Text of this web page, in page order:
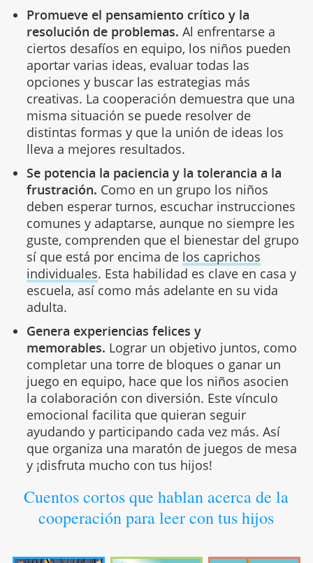
Promueve el pensamiento crítico y la
resolución de problemas. Al enfrentarse a
ciertos desafíos en equipo, los niños pueden
aportar varias ideas, evaluar todas las
opciones y buscar las estrategias más
creativas. La cooperación demuestra que una
misma situación se puede resolver de
distintas formas y que la unión de ideas los
lleva a mejores resultados.
Se potencia la paciencia y la tolerancia a la
frustración. Como en un grupo los niños
deben esperar turnos, escuchar instrucciones
comunes y adaptarse, aunque no siempre les
guste, comprenden que el bienestar del grupo
sí que está por encima de los caprichos
individuales. Esta habilidad es clave en casa y
escuela, así como más adelante en su vida
adulta.
Genera experiencias felices y
memorables. Lograr un objetivo juntos, como
completar una torre de bloques o ganar un
juego en equipo, hace que los niños asocien
la colaboración con diversión. Este vínculo
emocional facilita que quieran seguir
ayudando y participando cada vez más. Así
que organiza una maratón de juegos de mesa
y ¡disfruta mucho con tus hijos!
Cuentos cortos que hablan acerca de la
cooperación para leer con tus hijos